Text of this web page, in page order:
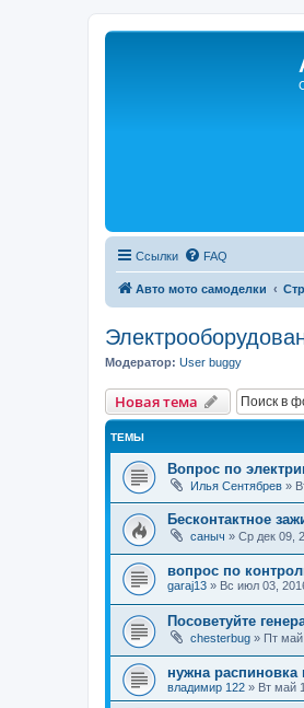
Ссылки FAQ
Авто мото самоделки
Модератор: User buggy
Новая тема
ТЕМЫ
Вопрос по
Илья Сентябрев »
Бесконтактное
саныч » Ср дек 09,
вопрос по
garaj13 » Вс июл 03,
Посоветуйте
chesterbug » Пт
нужна распиновка
владимир 122 » Вт май